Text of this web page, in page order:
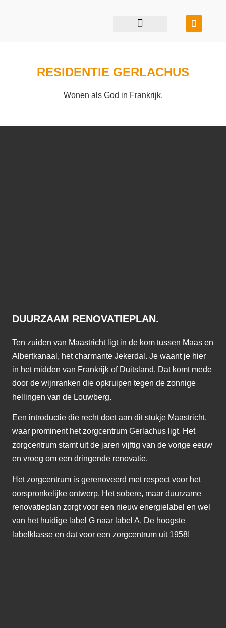
RESIDENTIE GERLACHUS
Wonen als God in Frankrijk.
DUURZAAM RENOVATIEPLAN.
Ten zuiden van Maastricht ligt in de kom tussen Maas en
Albertkanaal, het charmante Jekerdal. Je waant je hier
in het midden van Frankrijk of Duitsland. Dat komt mede
door de wijnranken die opkruipen tegen de zonnige
hellingen van de Louwberg.
Een introductie die recht doet aan dit stukje Maastricht,
waar prominent het zorgcentrum Gerlachus ligt. Het
zorgcentrum stamt uit de jaren vijftig van de vorige eeuw
en vroeg om een dringende renovatie.
Het zorgcentrum is gerenoveerd met respect voor het
oorspronkelijke ontwerp. Het sobere, maar duurzame
renovatieplan zorgt voor een nieuw energielabel en wel
van het huidige label G naar label A. De hoogste
labelklasse en dat voor een zorgcentrum uit 1958!